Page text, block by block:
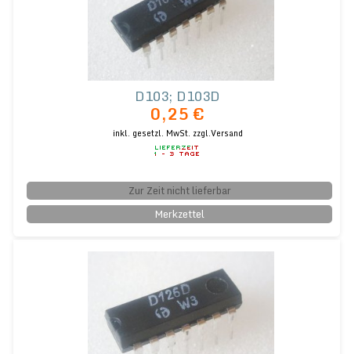
D103; D103D
0,25 €
inkl. gesetzl. MwSt. zzgl.Versand
Zur Zeit nicht lieferbar
Merkzettel